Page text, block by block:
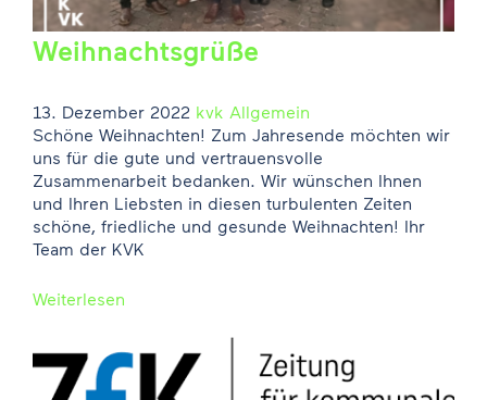
Weihnachtsgrüße
13. Dezember 2022 kvk Allgemein
Schöne Weihnachten! Zum Jahresende möchten wir
uns für die gute und vertrauensvolle
Zusammenarbeit bedanken. Wir wünschen Ihnen
und Ihren Liebsten in diesen turbulenten Zeiten
schöne, friedliche und gesunde Weihnachten! Ihr
Team der KVK
Weiterlesen